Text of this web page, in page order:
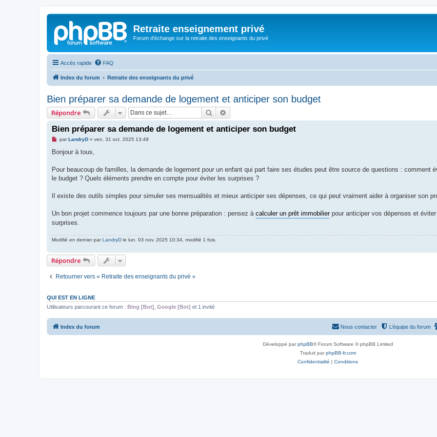
Retraite enseignement privé
Forum d'échange sur la retraite des enseignants du privé
Accès rapide FAQ
Index du forum Retraite des enseignants du privé
Bien préparer sa demande de logement et anticiper son budget
Répondre Rechercher
Bien préparer sa demande de logement et anticiper son budget
M
s
g
n
l
parLandryD» ven. 31 oct. 2025 13:49
Bonjour à tous,
Pour beaucoup de familles, la demande de logement pour un enfant qui part faire ses études peut être source de questions : comment
le budget ? Quels éléments prendre en compte pour éviter les surprises ?
Il existe des outils simples pour simuler ses mensualités et mieux anticiper ses dépenses, ce qui peut vraiment aider à organiser son
Un bon projet commence toujours par une bonne préparation : pensez à calculer un prêt immobilierpour anticiper vos dépenses et
surprises.
Modifié en dernier parLandryD le lun. 03 nov. 2025 10:34, modifié 1 fois.
Répondre
Retourner vers « Retraite des enseignants du privé »
QUI EST EN LIGNE
Utilisateurs parcourant ce forum : Bing [Bot] Google [Bot] et 1 invité
Index du forum L’équipe du forum
Nous contacter
Développé parphpBB® Forum Software © phpBB Limited
Traduit parphpBB-fr.com
Confidentialité | Conditions